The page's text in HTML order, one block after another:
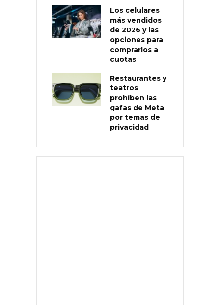
Los celulares
más vendidos
de 2026 y las
opciones para
comprarlos a
cuotas
Restaurantes y
teatros
prohíben las
gafas de Meta
por temas de
privacidad